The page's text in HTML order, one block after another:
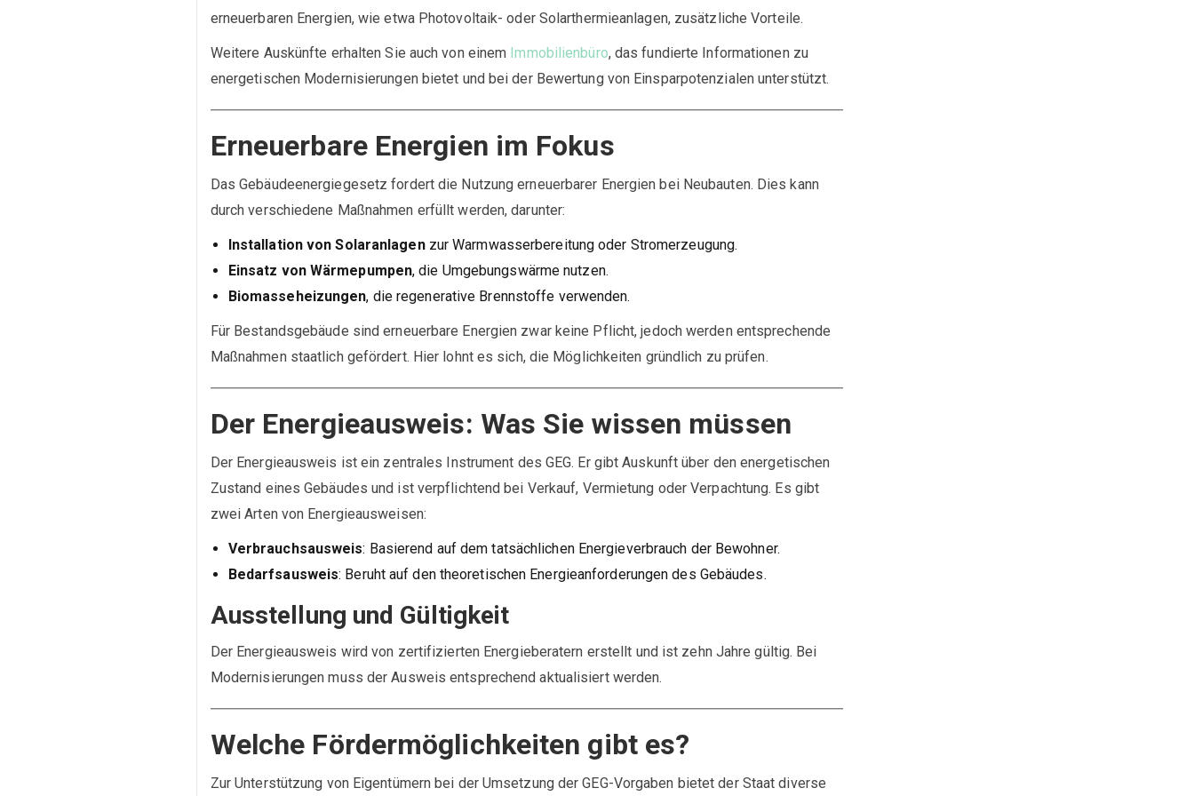
erneuerbaren Energien, wie etwa Photovoltaik- oder Solarthermieanlagen, zusätzliche Vorteile.
Weitere Auskünfte erhalten Sie auch von einem Immobilienbüro, das fundierte Informationen zu
energetischen Modernisierungen bietet und bei der Bewertung von Einsparpotenzialen unterstützt.
Erneuerbare Energien im Fokus
Das Gebäudeenergiegesetz fordert die Nutzung erneuerbarer Energien bei Neubauten. Dies kann
durch verschiedene Maßnahmen erfüllt werden, darunter:
Installation von Solaranlagenzur Warmwasserbereitung oder Stromerzeugung.
Einsatz von Wärmepumpen, die Umgebungswärme nutzen.
Biomasseheizungen, die regenerative Brennstoffe verwenden.
Für Bestandsgebäude sind erneuerbare Energien zwar keine Pflicht, jedoch werden entsprechende
Maßnahmen staatlich gefördert. Hier lohnt es sich, die Möglichkeiten gründlich zu prüfen.
Der Energieausweis: Was Sie wissen müssen
Der Energieausweis ist ein zentrales Instrument des GEG. Er gibt Auskunft über den energetischen
Zustand eines Gebäudes und ist verpflichtend bei Verkauf, Vermietung oder Verpachtung. Es gibt
zwei Arten von Energieausweisen:
Verbrauchsausweis: Basierend auf dem tatsächlichen Energieverbrauch der Bewohner.
Bedarfsausweis: Beruht auf den theoretischen Energieanforderungen des Gebäudes.
Ausstellung und Gültigkeit
Der Energieausweis wird von zertifizierten Energieberatern erstellt und ist zehn Jahre gültig. Bei
Modernisierungen muss der Ausweis entsprechend aktualisiert werden.
Welche Fördermöglichkeiten gibt es?
Zur Unterstützung von Eigentümern bei der Umsetzung der GEG-Vorgaben bietet der Staat diverse